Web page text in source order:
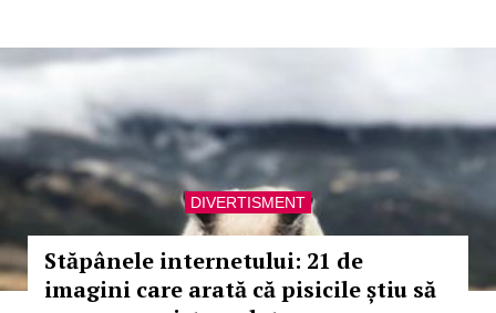
DIVERTISMENT
Stăpânele internetului: 21 de
imagini care arată că pisicile știu să